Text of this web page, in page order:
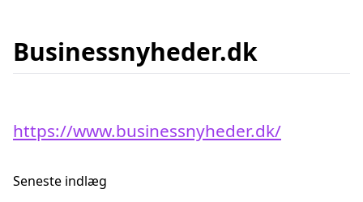
Businessnyheder.dk
https://www.businessnyheder.dk/
Seneste indlæg